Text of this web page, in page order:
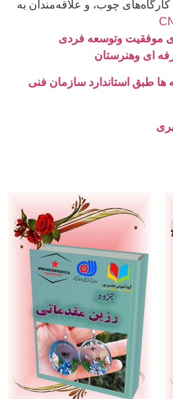
چوب، و علاقه‌مندان به
موفقیت وتوسعه فردی
ای وهنرستان
ها طبق استاندارد سازمان فنی